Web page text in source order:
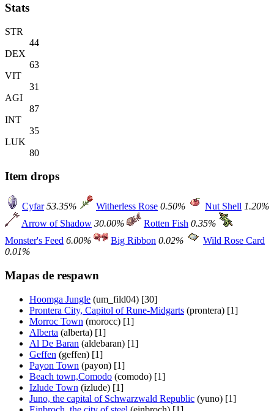
Stats
STR
44
DEX
63
VIT
31
AGI
87
INT
35
LUK
80
Item drops
Cyfar 53.35% Witherless Rose 0.50% Nut Shell 1.20%
Arrow of Shadow 30.00% Rotten Fish 0.35%
Monster's Feed 6.00% Big Ribbon 0.02%
Wild Rose Card
0.01%
Mapas de respawn
Hoomga Jungle (um_fild04) [30]
Prontera City, Capitol of Rune-Midgarts (prontera) [1]
Morroc Town (morocc) [1]
Alberta (alberta) [1]
Al De Baran (aldebaran) [1]
Geffen (geffen) [1]
Payon Town (payon) [1]
Beach town,Comodo (comodo) [1]
Izlude Town (izlude) [1]
Juno, the capital of Schwarzwald Republic (yuno) [1]